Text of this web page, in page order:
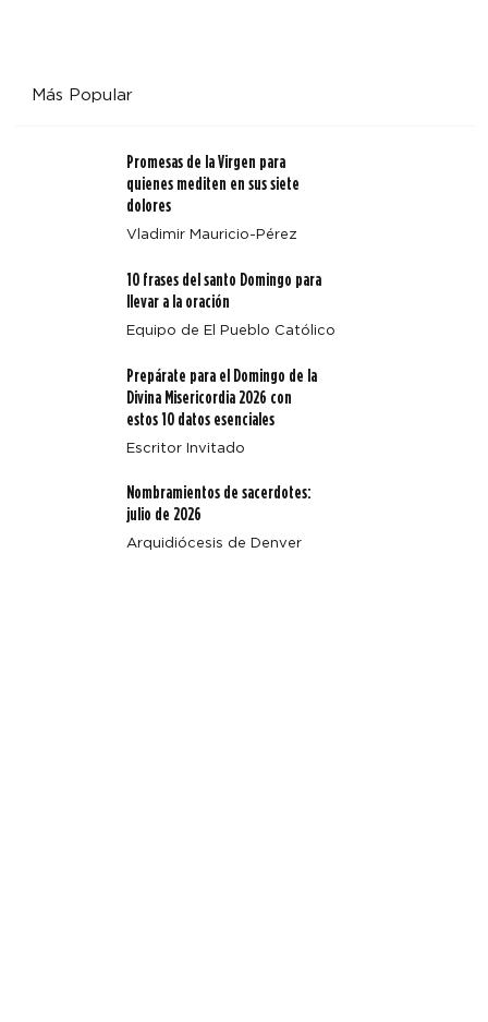
Más Popular
Promesas de la Virgen para
quienes mediten en sus siete
dolores
Vladimir Mauricio-Pérez
10 frases del santo Domingo para
llevar a la oración
Equipo de El Pueblo Católico
Prepárate para el Domingo de la
Divina Misericordia 2026 con
estos 10 datos esenciales
Escritor Invitado
Nombramientos de sacerdotes:
julio de 2026
Arquidiócesis de Denver